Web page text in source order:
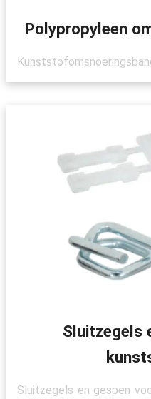
Polypropyleen
Sluitzegels
Sluitzegels en gespen